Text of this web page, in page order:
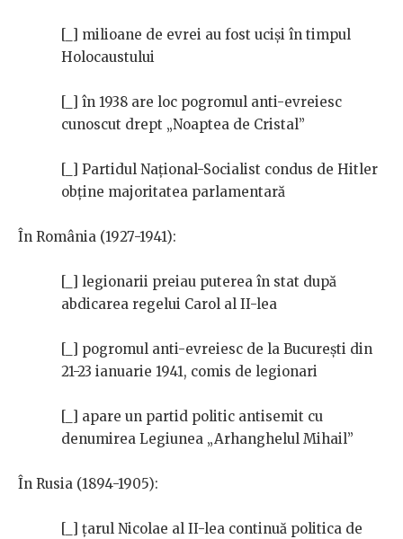
[_] milioane de evrei au fost uciși în timpul
Holocaustului
[_] în 1938 are loc pogromul anti-evreiesc
cunoscut drept „Noaptea de Cristal”
[_] Partidul Național-Socialist condus de Hitler
obține majoritatea parlamentară
În România (1927-1941):
[_] legionarii preiau puterea în stat după
abdicarea regelui Carol al II-lea
[_] pogromul anti-evreiesc de la București din
21-23 ianuarie 1941, comis de legionari
[_] apare un partid politic antisemit cu
denumirea Legiunea „Arhanghelul Mihail”
În Rusia (1894-1905):
[_] țarul Nicolae al II-lea continuă politica de